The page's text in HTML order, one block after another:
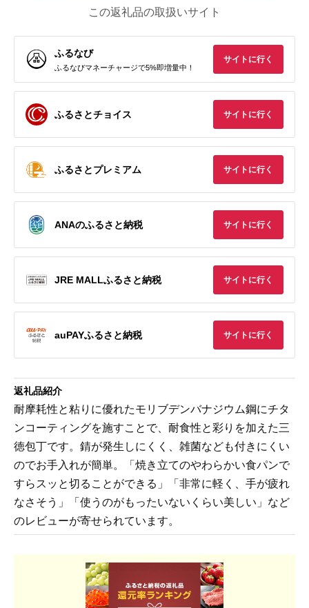
この返礼品の取扱いサイト
ふるなび
ふるなびマネーチャージで5%即増量中！
サイトに行く
ふるさとチョイス サイトに行く
ふるさとプレミアム サイトに行く
ANAのふるさと納税 サイトに行く
JRE MALLふるさと納税 サイトに行く
auPAYふるさと納税 サイトに行く
返礼品紹介
耐摩耗性と粘りに優れたモリブデンバナジウム鋼にチタ
ンコーティングを施すことで、耐食性と彩りを加えた三
徳包丁です。錆が発生しにくく、雑菌なども付きにくい
のでお手入れが簡単。「焼き立てのやわらかい食パンで
すらスッと切ることができる」「非常に軽く、手が疲れ
なさそう」「使うのがもったいないくらい美しい」など
のレビューが寄せられています。